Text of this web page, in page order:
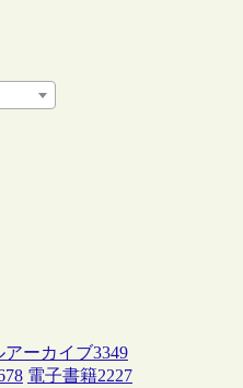
アーカイブ3349
電子書籍2227